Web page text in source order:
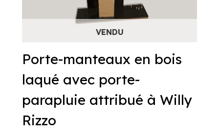
Porte-manteaux en bois
laqué avec porte-
parapluie attribué à Willy
Rizzo